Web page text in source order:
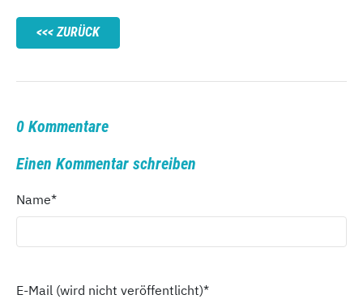
ZURÜCK
0 Kommentare
Einen Kommentar schreiben
Name*
E-Mail (wird nicht veröffentlicht)*